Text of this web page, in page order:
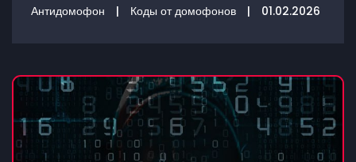
Антидомофон | Коды от домофонов | 01.02.2026